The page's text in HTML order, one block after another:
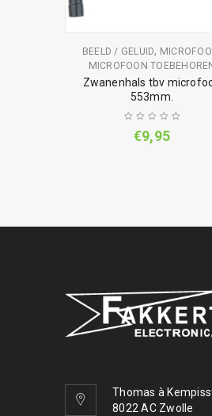
BEELD / GELUID,
MICROFOON
Zwanenhals tbv
553mm.
€9,95
Thomas à
8022 AC Zwolle